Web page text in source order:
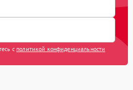
с политикой конфиденциальности